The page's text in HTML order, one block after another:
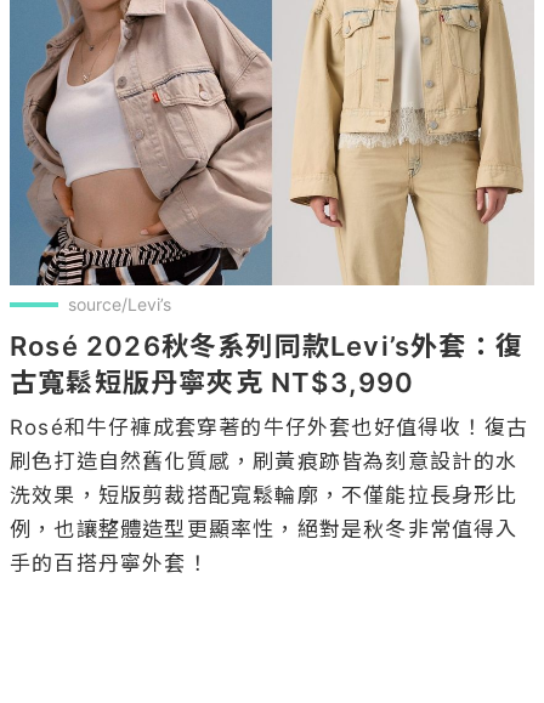
source/Levi’s
Rosé 2026秋冬系列同款Levi’s外套：復
古寬鬆短版丹寧夾克 NT$3,990
Rosé和牛仔褲成套穿著的牛仔外套也好值得收！復古
刷色打造自然舊化質感，刷黃痕跡皆為刻意設計的水
洗效果，短版剪裁搭配寬鬆輪廓，不僅能拉長身形比
例，也讓整體造型更顯率性，絕對是秋冬非常值得入
手的百搭丹寧外套！